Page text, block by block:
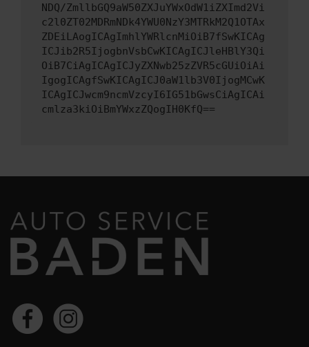
NDQ/ZmllbGQ9aW50ZXJuYWxOdW1iZXImd2Vi
c2l0ZT02MDRmNDk4YWU0NzY3MTRkM2Q1OTAx
ZDEiLAogICAgImhlYWRlcnMiOiB7fSwKICAg
ICJib2R5IjogbnVsbCwKICAgICJleHBlY3Qi
OiB7CiAgICAgICJyZXNwb25zZVR5cGUiOiAi
IgogICAgfSwKICAgICJ0aW1lb3V0IjogMCwK
ICAgICJwcm9ncmVzcyI6IG51bGwsCiAgICAi
cmlza3kiOiBmYWxzZQogIH0KfQ==